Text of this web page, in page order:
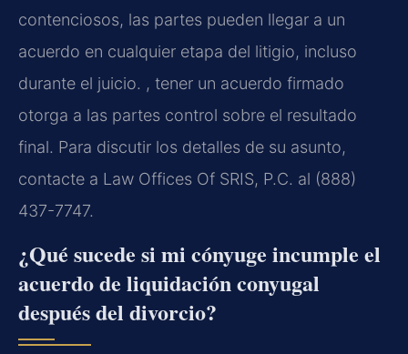
contenciosos, las partes pueden llegar a un
acuerdo en cualquier etapa del litigio, incluso
durante el juicio. , tener un acuerdo firmado
otorga a las partes control sobre el resultado
final. Para discutir los detalles de su asunto,
contacte a Law Offices Of SRIS, P.C. al (888)
437-7747.
¿Qué sucede si mi cónyuge incumple el
acuerdo de liquidación conyugal
después del divorcio?